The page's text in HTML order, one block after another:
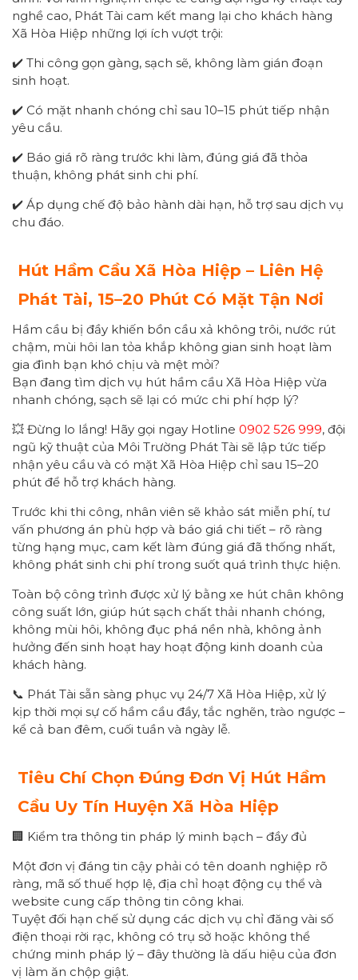
nghề cao, Phát Tài cam kết mang lại cho khách hàng
Xã Hòa Hiệp những lợi ích vượt trội:
✔️ Thi công gọn gàng, sạch sẽ, không làm gián đoạn
sinh hoạt.
✔️ Có mặt nhanh chóng chỉ sau 10–15 phút tiếp nhận
yêu cầu.
✔️ Báo giá rõ ràng trước khi làm, đúng giá đã thỏa
thuận, không phát sinh chi phí.
✔️ Áp dụng chế độ bảo hành dài hạn, hỗ trợ sau dịch vụ
chu đáo.
Hút Hầm Cầu Xã Hòa Hiệp – Liên Hệ
Phát Tài, 15–20 Phút Có Mặt Tận Nơi
Hầm cầu bị đầy khiến bồn cầu xả không trôi, nước rút
chậm, mùi hôi lan tỏa khắp không gian sinh hoạt làm
gia đình bạn khó chịu và mệt mỏi?
Bạn đang tìm dịch vụ hút hầm cầu Xã Hòa Hiệp vừa
nhanh chóng, sạch sẽ lại có mức chi phí hợp lý?
💥 Đừng lo lắng! Hãy gọi ngay Hotline 0902 526 999, đội
ngũ kỹ thuật của Môi Trường Phát Tài sẽ lập tức tiếp
nhận yêu cầu và có mặt Xã Hòa Hiệp chỉ sau 15–20
phút để hỗ trợ khách hàng.
Trước khi thi công, nhân viên sẽ khảo sát miễn phí, tư
vấn phương án phù hợp và báo giá chi tiết – rõ ràng
từng hạng mục, cam kết làm đúng giá đã thống nhất,
không phát sinh chi phí trong suốt quá trình thực hiện.
Toàn bộ công trình được xử lý bằng xe hút chân không
công suất lớn, giúp hút sạch chất thải nhanh chóng,
không mùi hôi, không đục phá nền nhà, không ảnh
hưởng đến sinh hoạt hay hoạt động kinh doanh của
khách hàng.
📞 Phát Tài sẵn sàng phục vụ 24/7 Xã Hòa Hiệp, xử lý
kịp thời mọi sự cố hầm cầu đầy, tắc nghẽn, trào ngược –
kể cả ban đêm, cuối tuần và ngày lễ.
Tiêu Chí Chọn Đúng Đơn Vị Hút Hầm
Cầu Uy Tín Huyện Xã Hòa Hiệp
🏢 Kiểm tra thông tin pháp lý minh bạch – đầy đủ
Một đơn vị đáng tin cậy phải có tên doanh nghiệp rõ
ràng, mã số thuế hợp lệ, địa chỉ hoạt động cụ thể và
website cung cấp thông tin công khai.
Tuyệt đối hạn chế sử dụng các dịch vụ chỉ đăng vài số
điện thoại rời rạc, không có trụ sở hoặc không thể
chứng minh pháp lý – đây thường là dấu hiệu của đơn
vị làm ăn chộp giật.